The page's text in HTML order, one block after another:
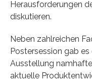
Herausforderungen
diskutieren.
Neben zahlreichen
Postersession gab
Ausstellung
aktuelle